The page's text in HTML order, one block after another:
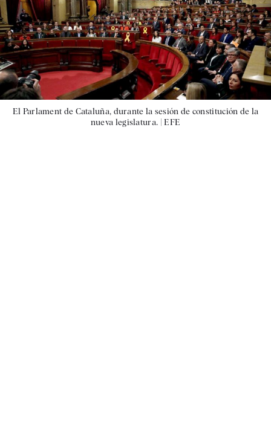
El Parlament de Cataluña, durante la sesión de constitución de la
nueva legislatura. |EFE